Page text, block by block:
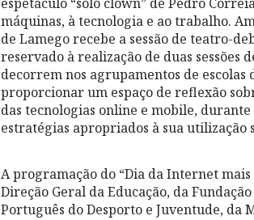
máquinas, à tecnologia e ao trabalho.
de Lamego recebe a sessão de teatro-
reservado à realização de duas sessões
decorrem nos agrupamentos de
proporcionar um espaço de reflexão
das tecnologias online e mobile,
estratégias apropriados à sua utilização
A programação do “Dia da Internet
Direção Geral da Educação, da
Português do Desporto e Juventude, da